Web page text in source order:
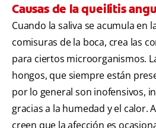
Causas de la queilitis
Cuando la saliva se acumula en
comisuras de la boca, crea las
para ciertos microorganismos.
hongos, que siempre están
por lo general son inofensivos,
gracias a la humedad y el calor.
creen que la afección es